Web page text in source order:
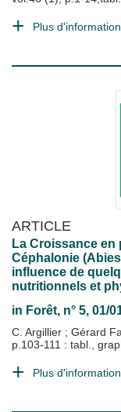
Plus
ARTICLE
La Croissance en
Céphalonie
influence de
nutritionnels et
in Forêt, n° 5, 01/
C. Argillier ; Gérard
p.103-111 : tabl.,
Plus